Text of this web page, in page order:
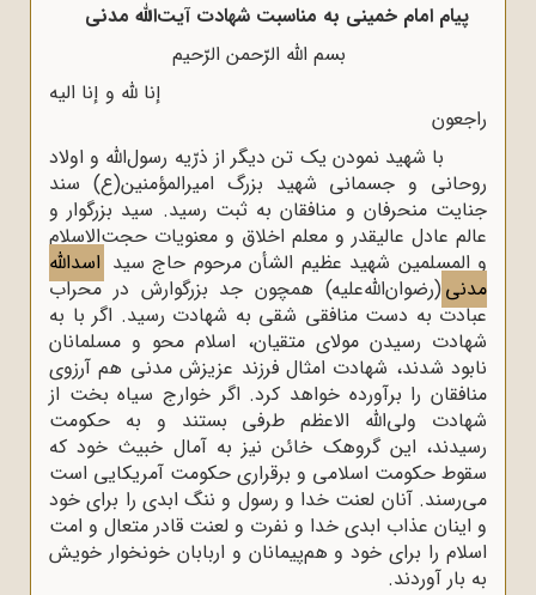
پیام امام خمینی به مناسبت شهادت آیت‌الله مدنی
بسم الله الرّحمن الرّحیم
إنا لله ‌و إنا الیه
راجعون
با شهید نمودن یک تن دیگر از ذرّیه رسول‌الله و اولاد
روحانی و جسمانی شهید بزرگ امیرالمؤمنین(ع) سند
جنایت منحرفان و منافقان به ثبت رسید. سید بزرگوار و
عالم عادل عالیقدر و معلم اخلاق و معنویات حجت‌الاسلام
و المسلمین شهید عظیم الشأن مرحوم حاج سید اسدالله
(رضوان‌اللّه‌علیه) همچون جد بزرگوارش در محراب
عبادت به دست منافقی شقی به شهادت رسید. اگر با به
شهادت رسیدن مولای متقیان، اسلام محو و مسلمانان
نابود شدند، شهادت امثال فرزند عزیزش مدنی هم آرزوی
منافقان را برآورده خواهد کرد. اگر خوارج سیاه بخت از
شهادت ولی‌الله الاعظم طرفی بستند و به حکومت
رسیدند، این گروهک خائن نیز به آمال خبیث خود که
سقوط حکومت اسلامی و برقراری حکومت آمریکایی است
می‌رسند. آنان لعنت خدا و رسول و ننگ ابدی را برای خود
و اینان عذاب ابدی خدا و نفرت و لعنت قادر متعال و امت
اسلام را برای خود و هم‌پیمانان و اربابان خونخوار خویش
به بار آوردند.